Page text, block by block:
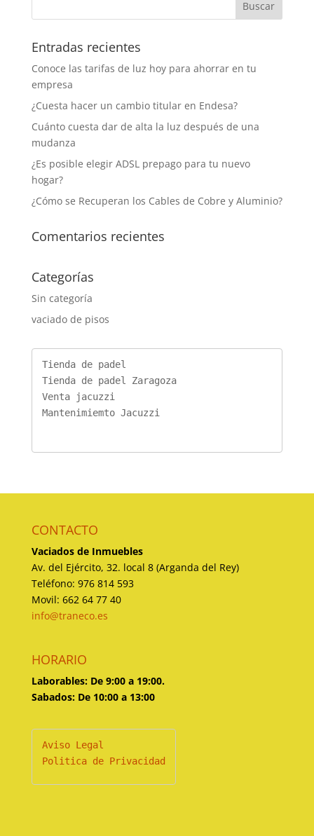
Entradas recientes
Conoce las tarifas de luz hoy para ahorrar en tu
empresa
¿Cuesta hacer un cambio titular en Endesa?
Cuánto cuesta dar de alta la luz después de una
mudanza
¿Es posible elegir ADSL prepago para tu nuevo
hogar?
¿Cómo se Recuperan los Cables de Cobre y Aluminio?
Comentarios recientes
Categorías
Sin categoría
vaciado de pisos
Tienda de padel
Tienda de padel Zaragoza
Venta jacuzzi
Mantenimiemto Jacuzzi
CONTACTO
Vaciados de Inmuebles
Av. del Ejército, 32. local 8 (Arganda del Rey)
Teléfono: 976 814 593
Movil: 662 64 77 40
info@traneco.es
HORARIO
Laborables: De 9:00 a 19:00.
Sabados: De 10:00 a 13:00
Politica de Privacidad